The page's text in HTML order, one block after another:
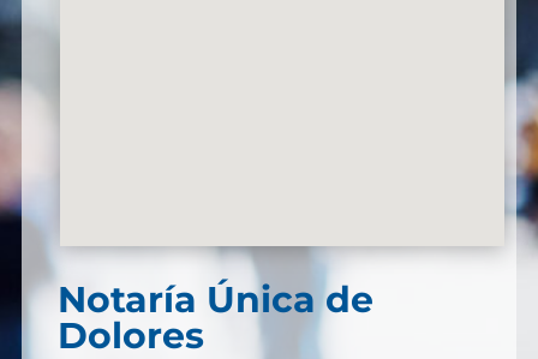
Notaría Única de
Dolores